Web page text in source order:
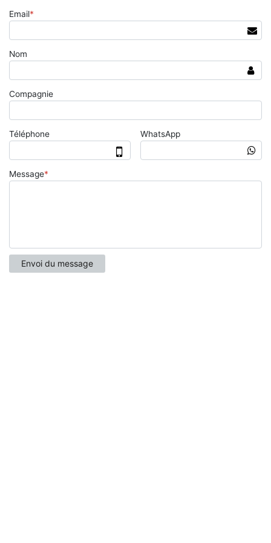
Email*
Nom
Compagnie
Téléphone WhatsApp
Message*